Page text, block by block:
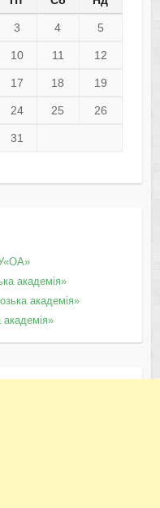
3 4 5
10 11 12
17 18 19
24 25 26
31
академія»
академія»